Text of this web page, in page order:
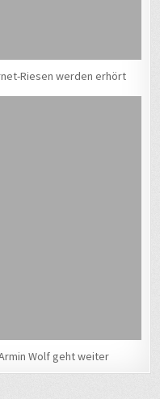
Riesen werden erhört
Wolf geht weiter